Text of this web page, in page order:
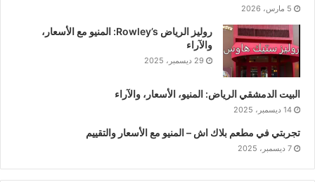
5 مارس، 2026
روليز الرياض Rowley’s: المنيو مع الأسعار،
والآراء
29 ديسمبر، 2025
البيت الدمشقي الرياض: المنيو، الأسعار، والآراء
14 ديسمبر، 2025
تجربتي في مطعم بلاك اش – المنيو مع الأسعار والتقييم
7 ديسمبر، 2025